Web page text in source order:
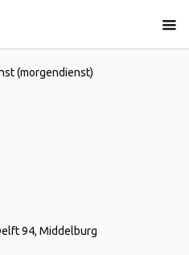
(morgendienst)
94, Middelburg